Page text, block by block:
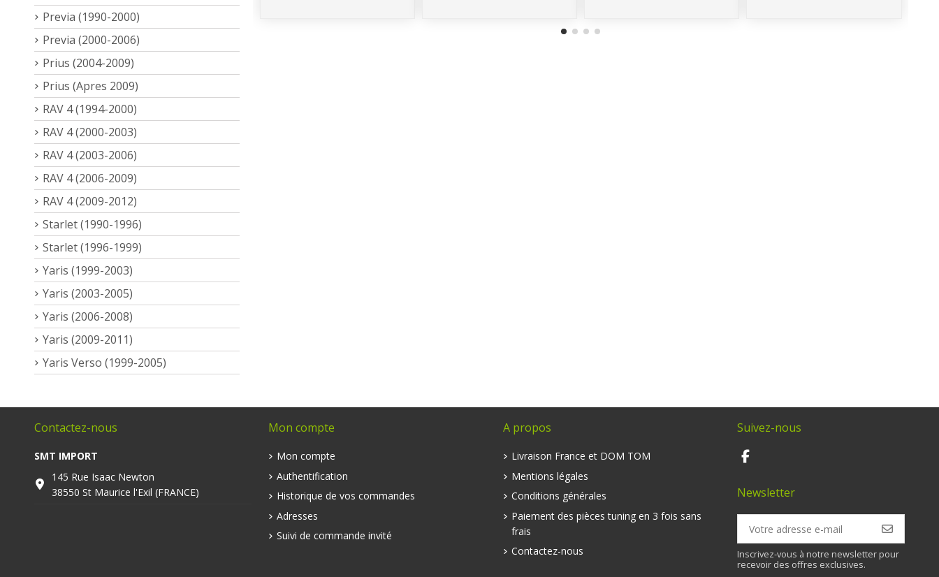
Previa (1990-2000)
Previa (2000-2006)
Prius (2004-2009)
Prius (Apres 2009)
RAV 4 (1994-2000)
RAV 4 (2000-2003)
RAV 4 (2003-2006)
RAV 4 (2006-2009)
RAV 4 (2009-2012)
Starlet (1990-1996)
Starlet (1996-1999)
Yaris (1999-2003)
Yaris (2003-2005)
Yaris (2006-2008)
Yaris (2009-2011)
Yaris Verso (1999-2005)
Contactez-nous
SMT IMPORT
145 Rue Isaac Newton
38550 St Maurice l'Exil (FRANCE)
Mon compte
Mon compte
Authentification
Historique de vos commandes
Adresses
Suivi de commande invité
A propos
Livraison France et DOM TOM
Mentions légales
Conditions générales
Paiement des pièces tuning en 3 fois sans
frais
Contactez-nous
Suivez-nous
Newsletter
Inscrivez-vous à notre newsletter pour
recevoir des offres exclusives.